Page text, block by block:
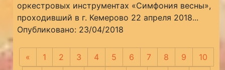
оркестровых инструментах «Симфония весны»,
проходивший в г. Кемерово 22 апреля 2018...
Опубликовано: 23/04/2018
« Предыдущая
1 2 3 4 5 6 7 8 9
10